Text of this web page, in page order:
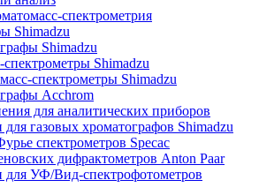
спектрометрия
Shimadzu
Shimadzu
Shimadzu
спектрометры Shimadzu
Acchrom
для аналитических приборов
газовых хроматографов Shimadzu
спектрометров Specac
дифрактометров Anton Paar
УФ/Вид-спектрофотометров